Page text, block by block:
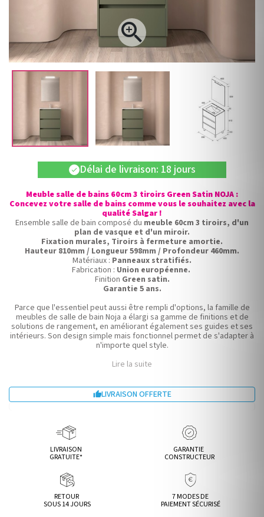

check Délai de livraison: 18 jours
Meuble salle de bains 60cm 3 tiroirs Green Satin NOJA :
Concevez votre salle de bains comme vous le souhaitez avec la
qualité Salgar !
Ensemble salle de bain composé du meuble 60cm 3 tiroirs, d'un
plan de vasque et d'un miroir.
Fixation murales, Tiroirs à fermeture amortie.
Hauteur 810mm / Longueur 598mm / Profondeur 460mm.
Matériaux : Panneaux stratifiés.
Fabrication : Union européenne.
Finition Green satin.
Garantie 5 ans.
Parce que l'essentiel peut aussi être rempli d'options, la famille de
meubles de salle de bain Noja a élargi sa gamme de finitions et de
solutions de rangement, en améliorant également ses guides et ses
intérieurs. Son design simple mais fonctionnel permet de s'adapter à
n'importe quel style.
Lire la suite
LIVRAISON OFFERTE
LIVRAISON
GRATUITE*
GARANTIE
CONSTRUCTEUR
RETOUR
SOUS 14 JOURS
7 MODES DE
PAIEMENT SÉCURISÉ